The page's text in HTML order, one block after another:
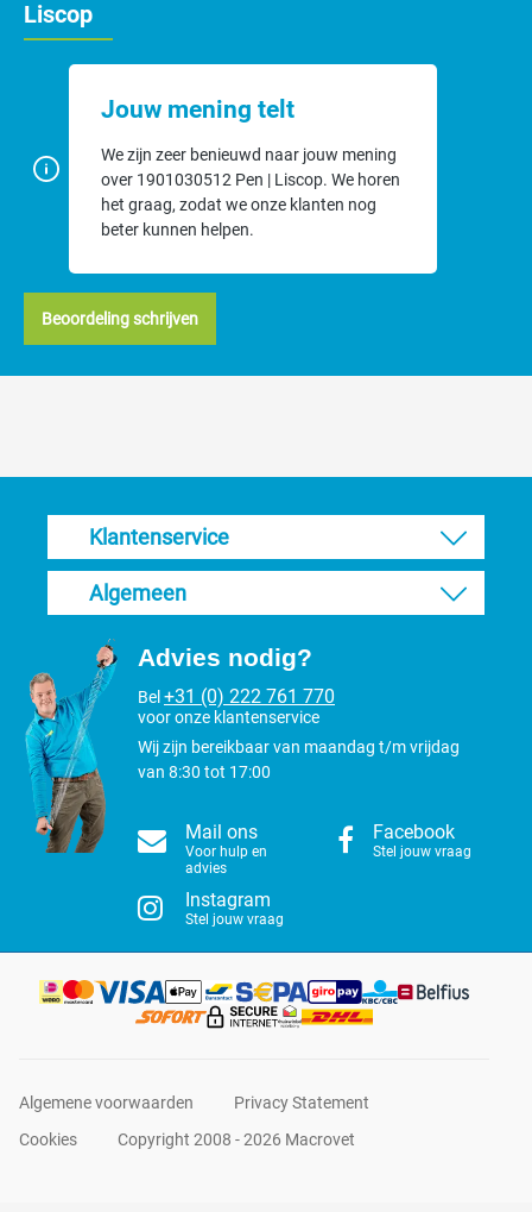
Liscop
Jouw mening telt
We zijn zeer benieuwd naar jouw mening
over 1901030512 Pen | Liscop. We horen
het graag, zodat we onze klanten nog
beter kunnen helpen.
Beoordeling schrijven
Klantenservice
Algemeen
Advies nodig?
Bel +31 (0) 222 761 770
voor onze klantenservice
Wij zijn bereikbaar van maandag t/m vrijdag
van 8:30 tot 17:00
Mail ons
Voor hulp en
advies
Facebook
Stel jouw vraag
Instagram
Stel jouw vraag
Algemene voorwaarden
Privacy Statement
Cookies
Copyright 2008 - 2026 Macrovet